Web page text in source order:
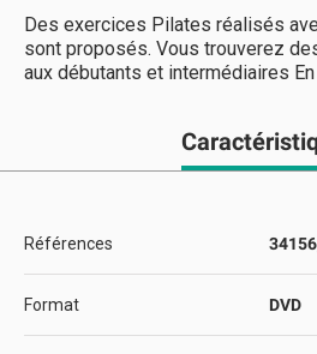
Des exercices Pilates réalisés
sont proposés. Vous trouverez
aux débutants et intermédiaires
Références
Format DVD